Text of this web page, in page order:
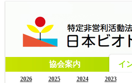
協会案内 イ
2026 2025 2024 2023